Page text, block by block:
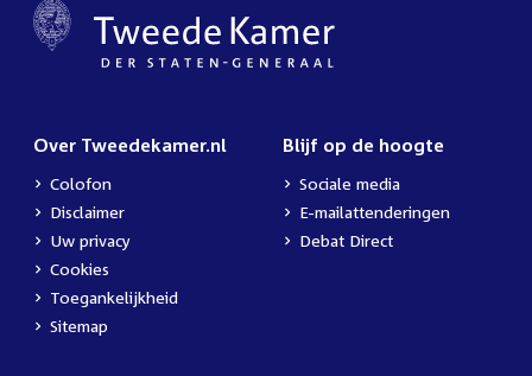
Over Tweedekamer.nl
Colofon
Disclaimer
Uw privacy
Cookies
Toegankelijkheid
Sitemap
Blijf op de hoogte
Sociale media
E-mailattenderingen
Debat Direct